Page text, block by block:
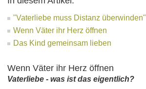
"Vaterliebe muss Distanz überwinden"
Wenn Väter ihr Herz öffnen
Das Kind gemeinsam lieben
Wenn Väter ihr Herz öffnen
Vaterliebe - was ist das eigentlich?